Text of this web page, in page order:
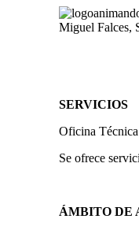
Miguel Falces,
SERVICIOS
Oficina Técnica
Se ofrece
ÁMBITO DE